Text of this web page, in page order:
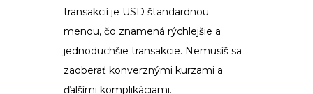
transakcií je USD štandardnou
menou, čo znamená rýchlejšie a
jednoduchšie transakcie. Nemusíš sa
zaoberať konverznými kurzami a
ďalšími komplikáciami.